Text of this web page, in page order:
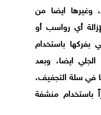
وغيرها ايضا من
أي رواسب أو
بفركها باستخدام
الجلي ايضا، وبعد
في سلة التجفيف،
باستخدام منشفة